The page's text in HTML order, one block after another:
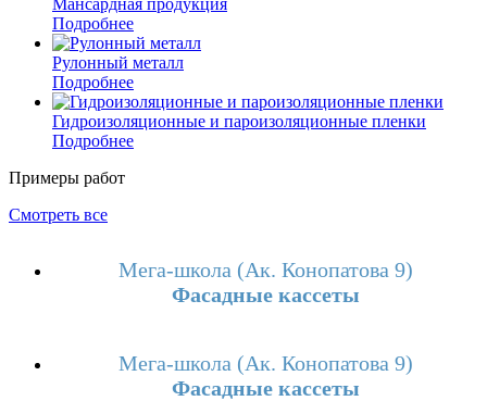
Подробнее
Рулонный металл
Подробнее
Гидроизоляционные и пароизоляционные пленки
Подробнее
Примеры работ
Смотреть все
Мега-школа (Ак. Конопатова 9)
Фасадные кассеты
Мега-школа (Ак. Конопатова 9)
Фасадные кассеты